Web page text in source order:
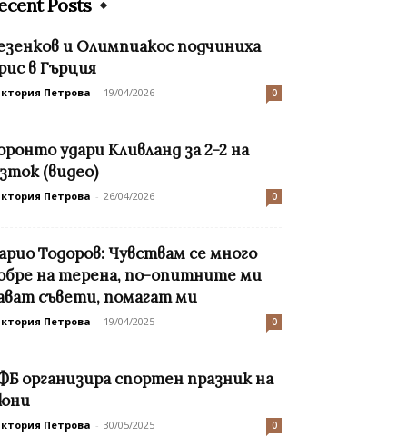
Posts
и Олимпиакос подчиниха
в Гърция
Петрова - 19/04/2026 0
удари Кливланд за 2-2 на
(видео)
Петрова - 26/04/2026 0
Тодоров: Чувствам се много
на терена, по-опитните ми
съвети, помагат ми
Петрова - 19/04/2025 0
организира спортен празник на
Петрова - 30/05/2025 0